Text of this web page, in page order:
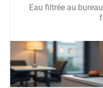
Eau filtrée au